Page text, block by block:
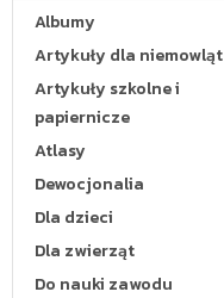
Albumy
Artykuły dla niemowląt
Artykuły szkolne i
papiernicze
Atlasy
Dewocjonalia
Dla dzieci
Dla zwierząt
Do nauki zawodu